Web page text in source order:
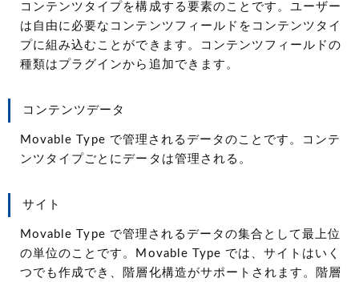
コンテンツタイプを構成する要素のことです。ユーザー
は自由に必要なコンテンツフィールドをコンテンツタイ
プに組み込むことができます。コンテンツフィールドの
種類はプラグインから追加できます。
コンテンツデータ
Movable Type で管理されるデータのことです。コンテ
ンツタイプごとにデータは管理される。
サイト
Movable Type で管理されるデータの集合として最上位
の単位のことです。Movable Type では、サイトはいく
つでも作成でき、階層化構造がサポートされます。階層